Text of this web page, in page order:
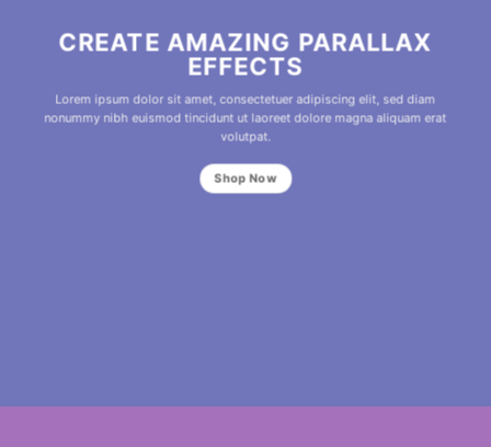
CREATE AMAZING PARALLAX
EFFECTS
Lorem ipsum dolor sit amet, consectetuer adipiscing elit, sed diam
nonummy nibh euismod tincidunt ut laoreet dolore magna aliquam erat
volutpat.
Shop Now